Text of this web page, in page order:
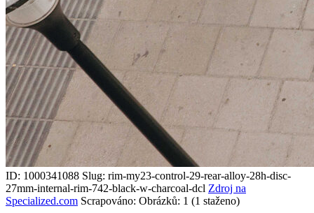
ID: 1000341088 Slug: rim-my23-control-29-rear-alloy-28h-disc-
27mm-internal-rim-742-black-w-charcoal-dcl Zdroj na
Specialized.com Scrapováno: Obrázků: 1 (1 staženo)